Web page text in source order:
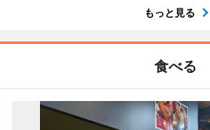
もっと見る
食べる